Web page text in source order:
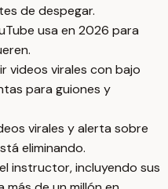
de despegar.
usa en 2026 para
videos virales con bajo
para guiones y
virales y alerta sobre
eliminando.
instructor, incluyendo sus